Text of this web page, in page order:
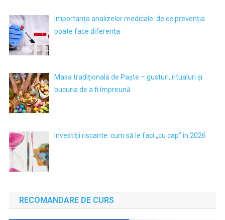
Importanța analizelor medicale: de ce prevenția
poate face diferența
Masa tradițională de Paște – gusturi, ritualuri și
bucuria de a fi împreună
Investiții riscante: cum să le faci „cu cap” în 2026
RECOMANDARE DE CURS